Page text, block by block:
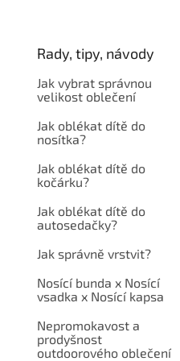
Rady, tipy, návody
Jak vybrat správnou
velikost oblečení
Jak oblékat dítě do
nosítka?
Jak oblékat dítě do
kočárku?
Jak oblékat dítě do
autosedačky?
Jak správně vrstvit?
Nosící bunda x Nosící
vsadka x Nosící kapsa
Nepromokavost a
prodyšnost
outdoorového oblečení